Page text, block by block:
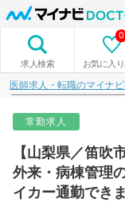
求人検索 お気に入
0
医師求人・転職のマイナ
常勤求人
【山梨県／笛
外来・病棟管理
イカー通勤でき